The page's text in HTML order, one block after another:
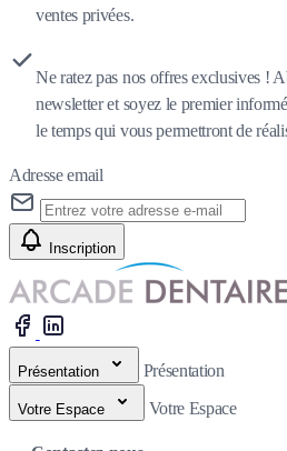
ventes privées.
Ne ratez pas nos offres exclusives !
newsletter et soyez le premier
le temps qui vous permettront de
Adresse email
Inscription
Présentation Présentation
Votre Espace Votre Espace